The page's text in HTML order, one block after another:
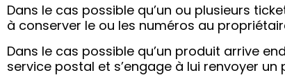
Dans le cas possible qu’un ou plusieurs
à conserver le ou les numéros au
Dans le cas possible qu’un produit arrive
service postal et s’engage à lui renvoyer